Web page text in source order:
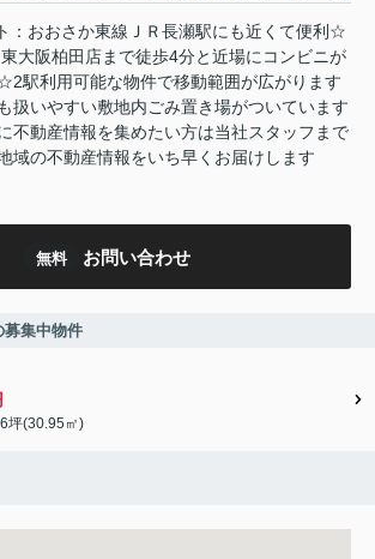
：おおさか東線ＪＲ長瀬駅にも近くて便利☆
大阪柏田店まで徒歩4分と近場にコンビニが
駅利用可能な物件で移動範囲が広がります
扱いやすい敷地内ごみ置き場がついています
不動産情報を集めたい方は当社スタッフまで
域の不動産情報をいち早くお届けします
無料 お問い合わせ
募集中物件
坪(30.95㎡)